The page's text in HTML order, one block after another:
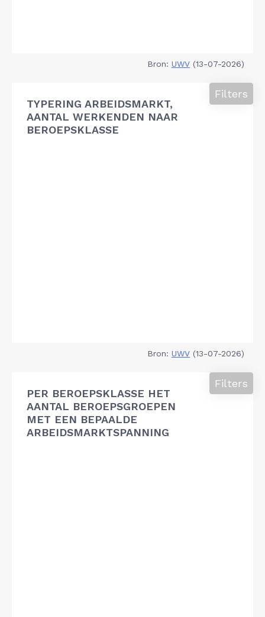
Bron: UWV (13-07-2026)
TYPERING ARBEIDSMARKT,
AANTAL WERKENDEN NAAR
BEROEPSKLASSE
Filters
Bron: UWV (13-07-2026)
PER BEROEPSKLASSE HET
AANTAL BEROEPSGROEPEN
MET EEN BEPAALDE
ARBEIDSMARKTSPANNING
Filters